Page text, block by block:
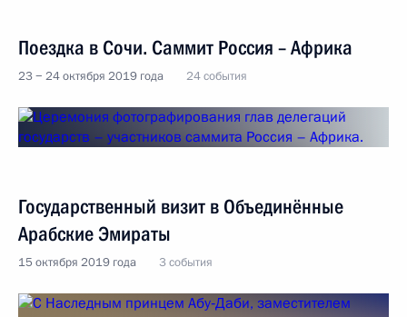
Поездка в Сочи. Саммит Россия – Африка
23 − 24 октября 2019 года 24 события
Государственный визит в Объединённые
Арабские Эмираты
15 октября 2019 года 3 события